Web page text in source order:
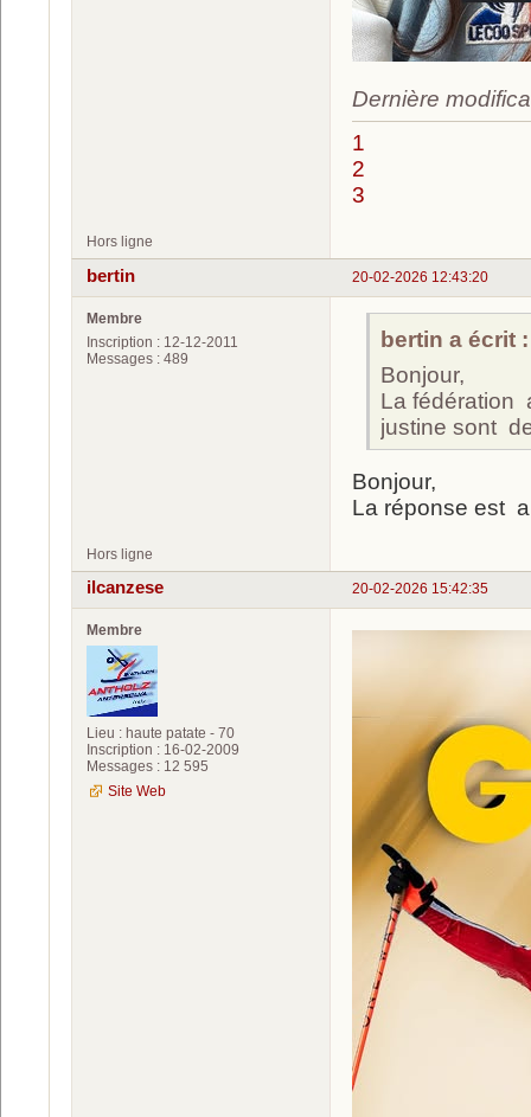
Dernière
1
2
3
Hors ligne
20-02-2026 12:43:20
bertin
Membre
Inscription : 12-12-2011
Messages : 489
bertin a écrit :
Bonjour,
La fédération
justine sont
Bonjour,
La réponse est
Hors ligne
20-02-2026 15:42:35
ilcanzese
Membre
Lieu : haute patate - 70
Inscription : 16-02-2009
Messages : 12 595
Site Web